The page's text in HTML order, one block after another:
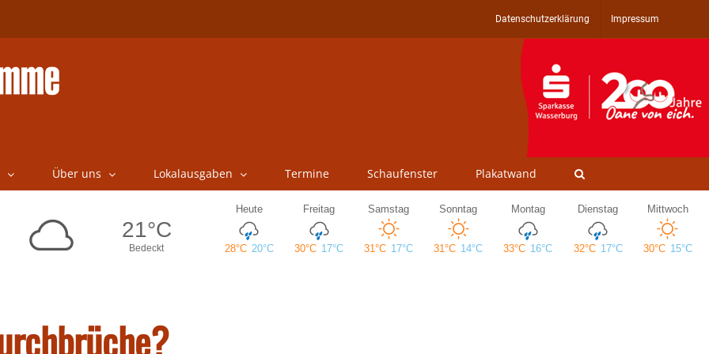
Datenschutzerklärung Impressum
Über uns Lokalausgaben Termine Schaufenster Plakatwand